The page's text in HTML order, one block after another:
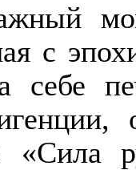
с
себе
«Сила